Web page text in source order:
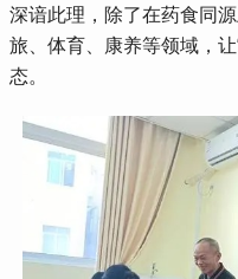
深谙此理，除了在药食同
旅、体育、康养等领域，
态。